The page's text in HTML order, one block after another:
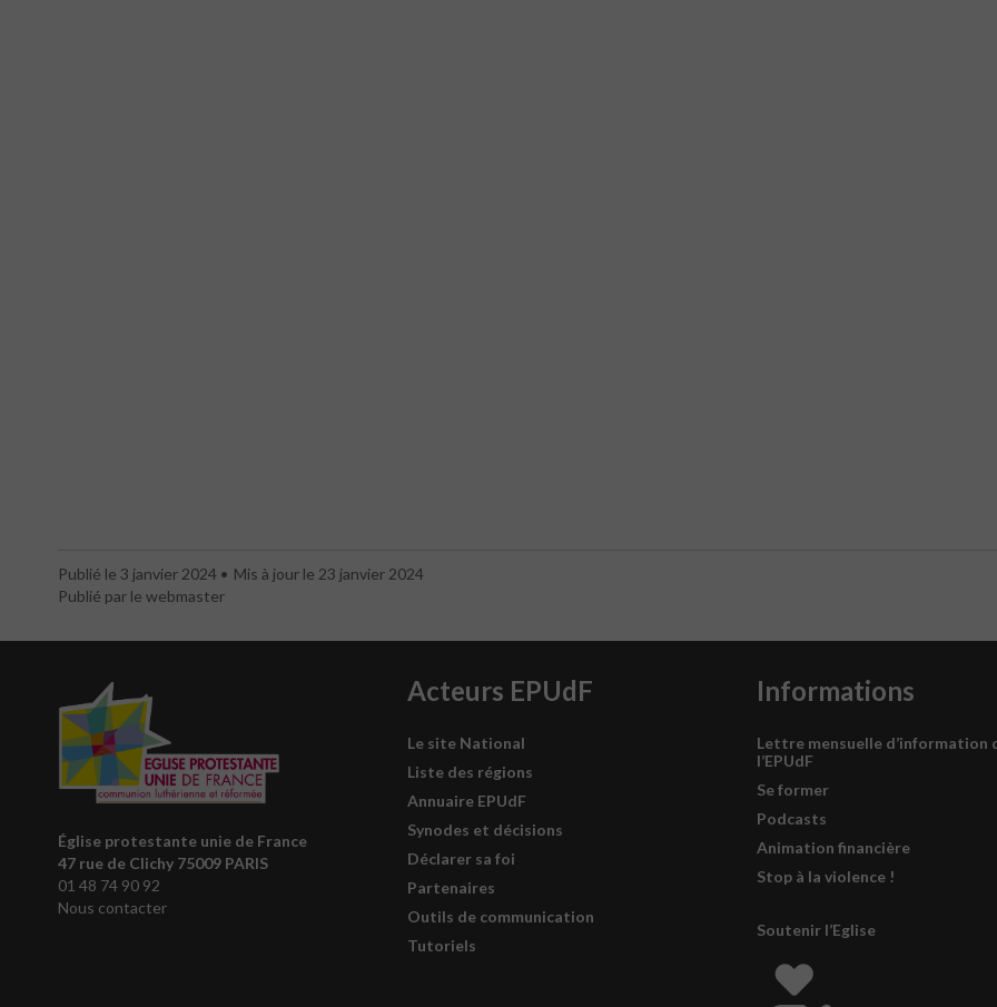
Publié le 3 janvier 2024
Mis à jour le 23 janvier 2024
Publié par le webmaster
Église protestante unie de France
47 rue de Clichy 75009 PARIS
01 48 74 90 92
Nous contacter
Acteurs EPUdF
Le site National
Liste des régions
Annuaire EPUdF
Synodes et décisions
Déclarer sa foi
Partenaires
Outils de communication
Tutoriels
Informations
Lettre mensuelle d’information
l’EPUdF
Se former
Podcasts
Animation financière
Stop à la violence !
Soutenir l’Eglise